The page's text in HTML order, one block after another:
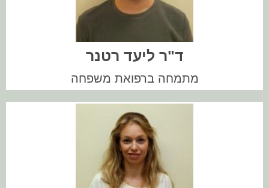
ד"ר ליעד רטנר
מתמחה ברפואת משפחה
??
???